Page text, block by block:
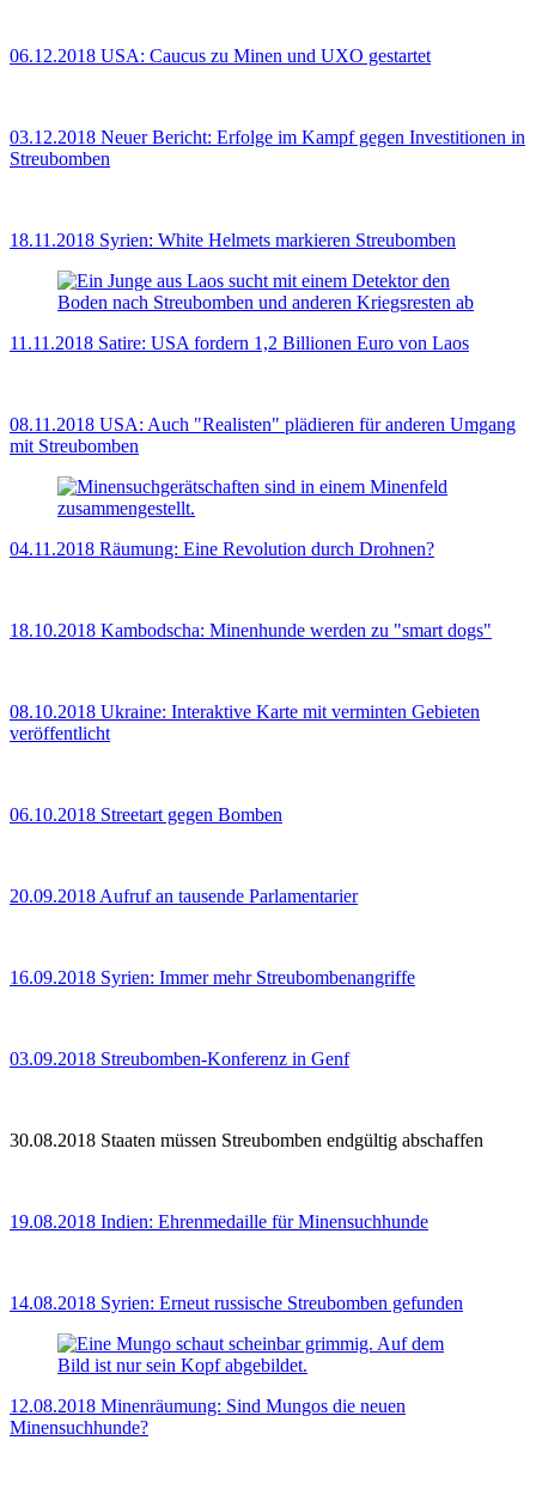
06.12.2018 USA: Caucus zu Minen und UXO gestartet
03.12.2018 Neuer Bericht: Erfolge im Kampf gegen Investitionen in
Streubomben
18.11.2018 Syrien: White Helmets markieren Streubomben
11.11.2018 Satire: USA fordern 1,2 Billionen Euro von Laos
08.11.2018 USA: Auch "Realisten" plädieren für anderen Umgang
mit Streubomben
04.11.2018 Räumung: Eine Revolution durch Drohnen?
18.10.2018 Kambodscha: Minenhunde werden zu "smart dogs"
08.10.2018 Ukraine: Interaktive Karte mit verminten Gebieten
veröffentlicht
06.10.2018 Streetart gegen Bomben
20.09.2018 Aufruf an tausende Parlamentarier
16.09.2018 Syrien: Immer mehr Streubombenangriffe
03.09.2018 Streubomben-Konferenz in Genf
30.08.2018 Staaten müssen Streubomben endgültig abschaffen
19.08.2018 Indien: Ehrenmedaille für Minensuchhunde
14.08.2018 Syrien: Erneut russische Streubomben gefunden
12.08.2018 Minenräumung: Sind Mungos die neuen
Minensuchhunde?